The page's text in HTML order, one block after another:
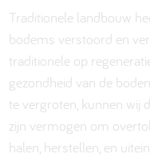
Traditionele landbouw
bodems verstoord en
traditionele op
gezondheid van de
te vergroten, kunnen wij
zijn vermogen om
halen, herstellen, en